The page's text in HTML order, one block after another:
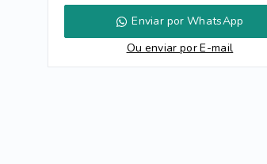
Enviar por WhatsApp
Ou enviar por E-mail